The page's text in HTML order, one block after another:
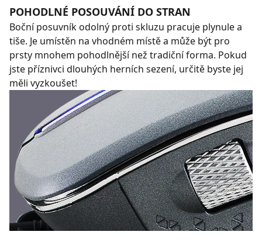
POHODLNÉ POSOUVÁNÍ DO STRAN
Boční posuvník odolný proti skluzu pracuje plynule a
tiše. Je umístěn na vhodném místě a může být pro
prsty mnohem pohodlnější než tradiční forma. Pokud
jste příznivci dlouhých herních sezení, určitě byste jej
měli vyzkoušet!